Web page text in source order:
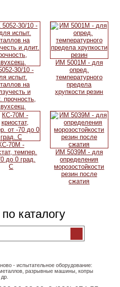
30/10 -
испыт.
на
и
прочность,
ИМ 5001М - для
опред.
температурного
предела
хрупкости резин
70М -
темпер.
до 0 град.
С
ИМ 5039М - для
определения
морозостойкости
резин после
сжатия
каталогу
- испытательное оборудование:
разрывные машины, копры